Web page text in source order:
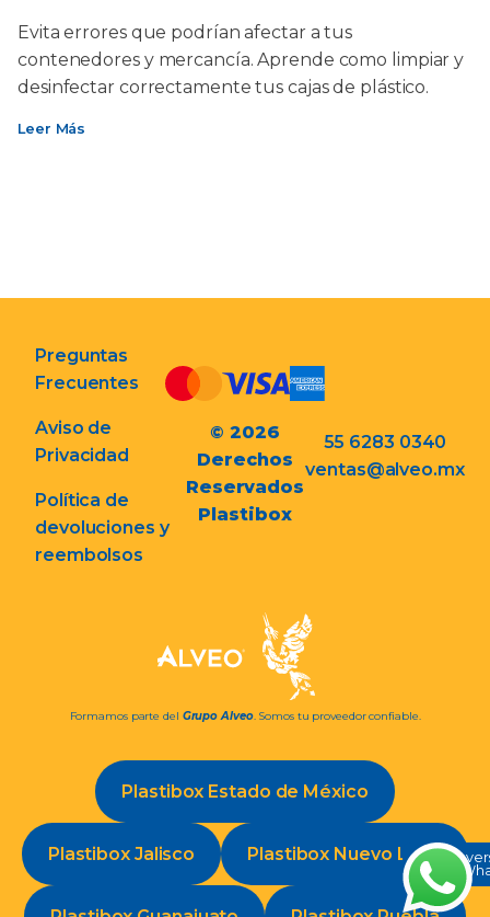
en
Evita errores que podrían afectar a tus
contenedores y mercancía. Aprende como limpiar y
desinfectar correctamente tus cajas de plástico.
Leer Más
Preguntas
Frecuentes
Aviso de
Privacidad
Política de
devoluciones y
reembolsos
© 2026
Derechos
Reservados
Plastibox
55 6283 0340
ventas@alveo.mx
Formamos parte del Grupo Alveo. Somos tu proveedor confiable.
Plastibox Estado de México
Plastibox Jalisco Plastibox Nuevo León